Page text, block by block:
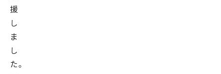
援
し
ま
し
た。